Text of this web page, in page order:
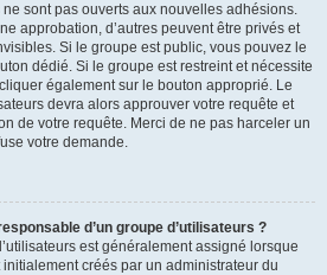
sont pas ouverts aux nouvelles adhésions.
approbation, d’autres peuvent être privés et
Si le groupe est public, vous pouvez le
dédié. Si le groupe est restreint et nécessite
également sur le bouton approprié. Le
devra alors approuver votre requête et
de votre requête. Merci de ne pas harceler un
votre demande.
d’un groupe d’utilisateurs ?
est généralement assigné lorsque
initialement créés par un administrateur du